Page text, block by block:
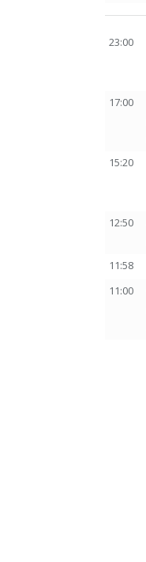
23:00
17:00
15:20
12:50
11:58
11:00